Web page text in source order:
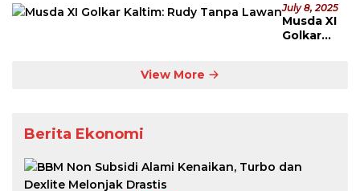
July 8, 2025
Musda XI
Golkar
View More
Berita Ekonomi